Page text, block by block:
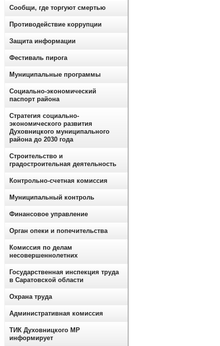
Сообщи, где торгуют смертью
Противодействие коррупции
Защита информации
Фестиваль пирога
Муниципальные программы
Социально-экономический
паспорт района
Стратегия социально-
экономического развития
Духовницкого муниципального
района до 2030 года
Строительство и
градостроительная деятельность
Контрольно-счетная комиссия
Муниципальный контроль
Финансовое управление
Орган опеки и попечительства
Комиссия по делам
несовершеннолетних
Государственная инспекция труда
в Саратовской области
Охрана труда
Административная комиссия
ТИК Духовницкого МР
информирует